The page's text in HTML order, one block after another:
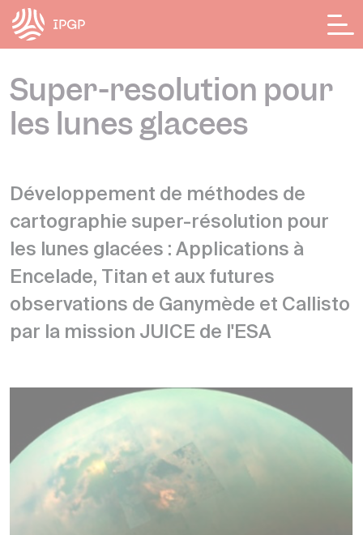
Super-résolution pour
les lunes glacées
Développement de méthodes de
cartographie super-résolution pour
les lunes glacées : Applications à
Encelade, Titan et aux futures
observations de Ganymède et Callisto
par la mission JUICE de l'ESA
Panneau de gestion des cookies